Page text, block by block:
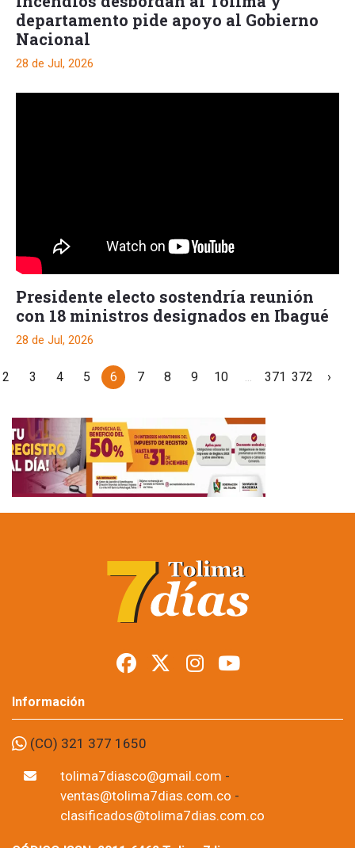
departamento pide apoyo al Gobierno
Nacional
28 de Jul, 2026
Presidente electo sostendría reunión
con 18 ministros designados en Ibagué
28 de Jul, 2026
2 3 4 5 6 7 8 9 10 ... 371 372 ›
Información
(CO) 321 377 1650
tolima7diasco@gmail.com -
ventas@tolima7dias.com.co -
clasificados@tolima7dias.com.co